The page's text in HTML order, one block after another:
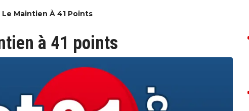
Maintien À 41 Points
à 41 points